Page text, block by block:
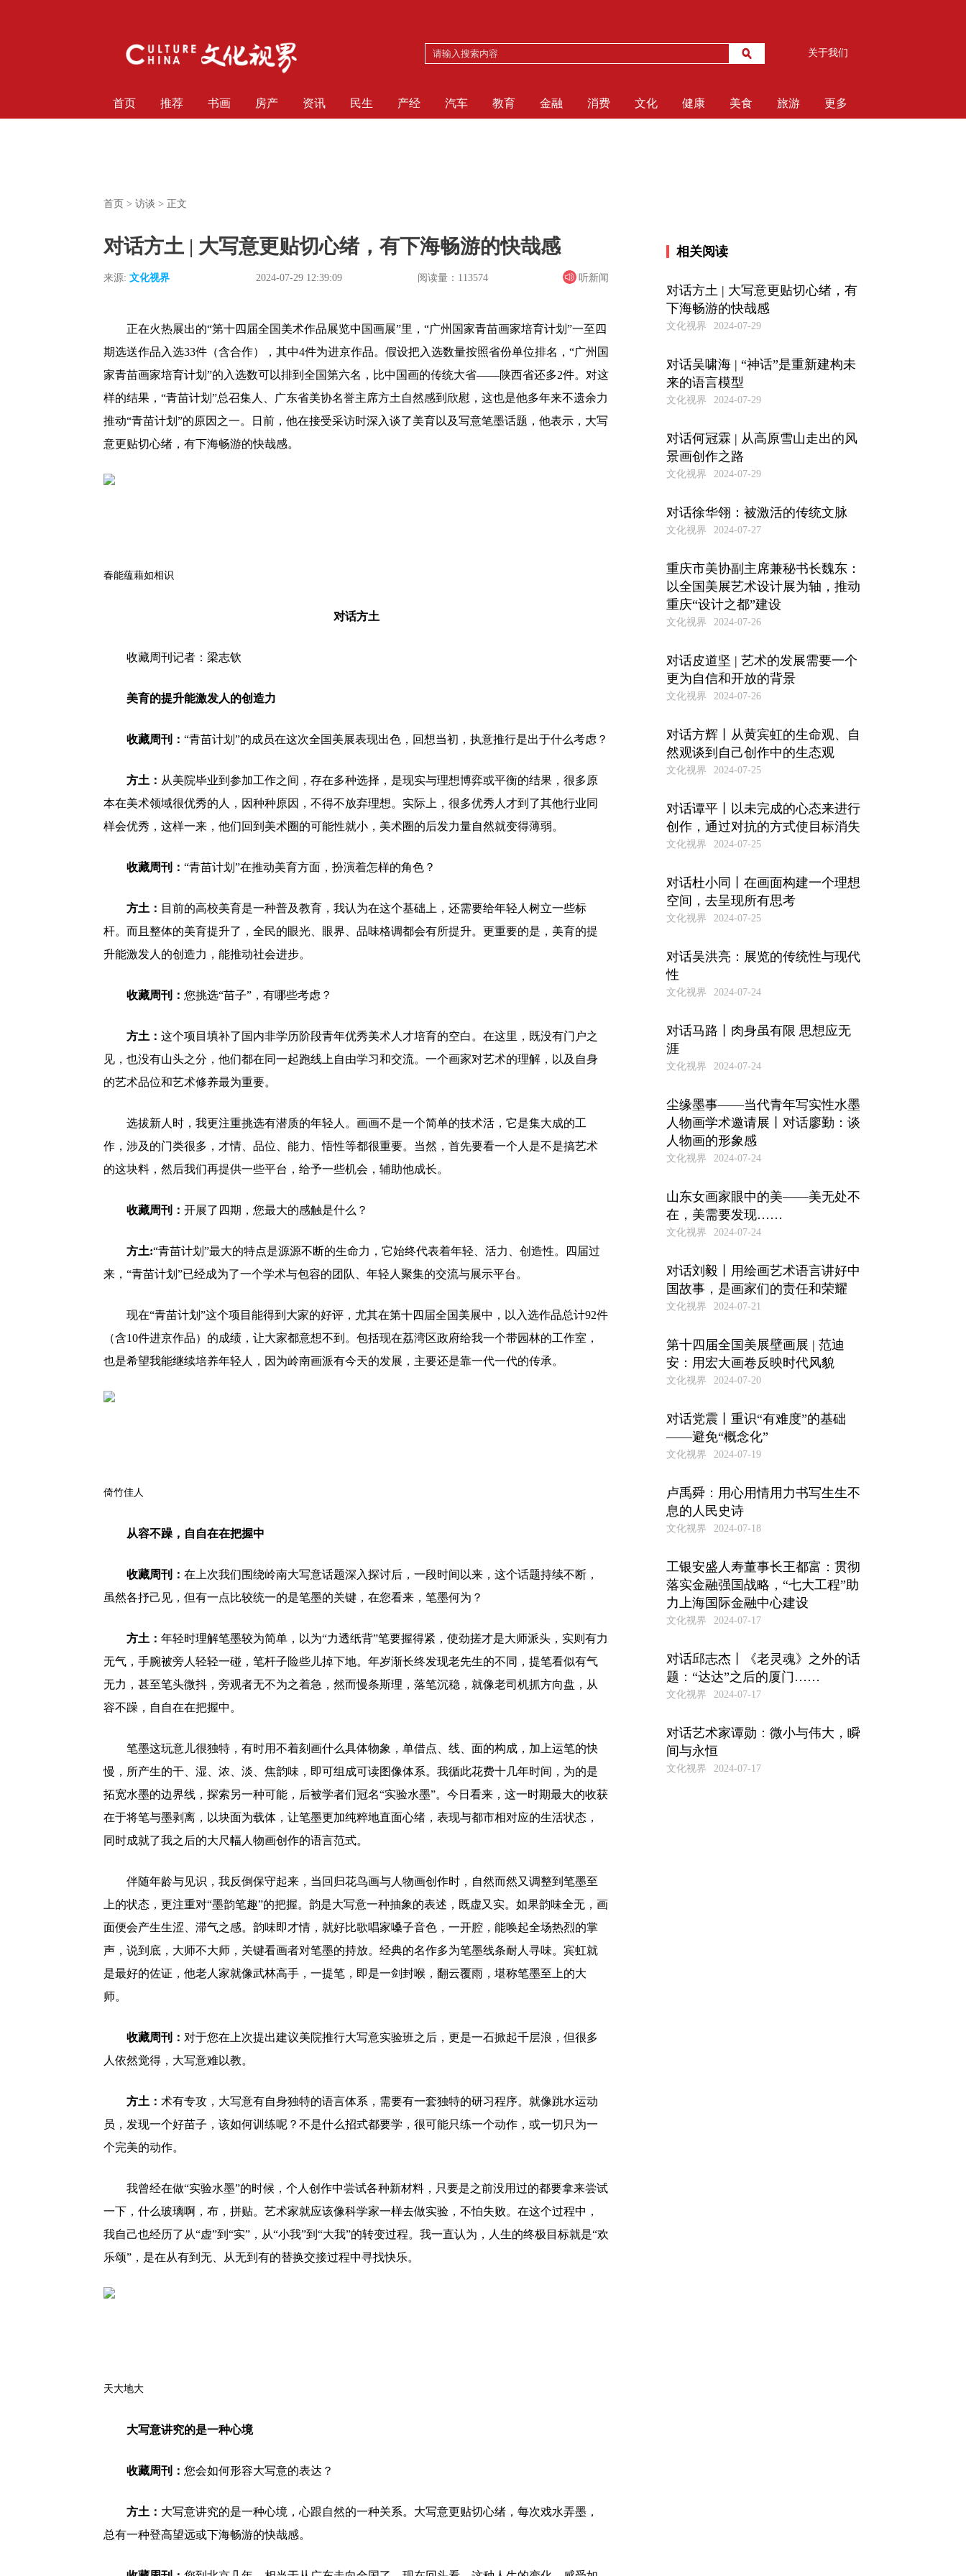
关于我们
首页 推荐 书画 房产 资讯 民生 产经 汽车 教育 金融 消费 文化 健康 美食 旅游 更多
首页 > 访谈 > 正文
对话方土 | 大写意更贴切心绪，有下海畅游的快哉感
来源: 文化视界 2024-07-29 12:39:09 阅读量：113574 听新闻
正在火热展出的“第十四届全国美术作品展览中国画展”里，“广州国家青苗画家培育计划”一至四
期选送作品入选33件（含合作），其中4件为进京作品。假设把入选数量按照省份单位排名，“广州国
家青苗画家培育计划”的入选数可以排到全国第六名，比中国画的传统大省——陕西省还多2件。对这
样的结果，“青苗计划”总召集人、广东省美协名誉主席方土自然感到欣慰，这也是他多年来不遗余力
推动“青苗计划”的原因之一。日前，他在接受采访时深入谈了美育以及写意笔墨话题，他表示，大写
意更贴切心绪，有下海畅游的快哉感。
春能蕴藉如相识
对话方土
收藏周刊记者：梁志钦
美育的提升能激发人的创造力
收藏周刊： “青苗计划”的成员在这次全国美展表现出色，回想当初，执意推行是出于什么考虑？
方土： 从美院毕业到参加工作之间，存在多种选择，是现实与理想博弈或平衡的结果，很多原
本在美术领域很优秀的人，因种种原因，不得不放弃理想。实际上，很多优秀人才到了其他行业同
样会优秀，这样一来，他们回到美术圈的可能性就小，美术圈的后发力量自然就变得薄弱。
收藏周刊： “青苗计划”在推动美育方面，扮演着怎样的角色？
方土： 目前的高校美育是一种普及教育，我认为在这个基础上，还需要给年轻人树立一些标
杆。而且整体的美育提升了，全民的眼光、眼界、品味格调都会有所提升。更重要的是，美育的提
升能激发人的创造力，能推动社会进步。
收藏周刊： 您挑选“苗子”，有哪些考虑？
方土： 这个项目填补了国内非学历阶段青年优秀美术人才培育的空白。在这里，既没有门户之
见，也没有山头之分，他们都在同一起跑线上自由学习和交流。一个画家对艺术的理解，以及自身
的艺术品位和艺术修养最为重要。
选拔新人时，我更注重挑选有潜质的年轻人。画画不是一个简单的技术活，它是集大成的工
作，涉及的门类很多，才情、品位、能力、悟性等都很重要。当然，首先要看一个人是不是搞艺术
的这块料，然后我们再提供一些平台，给予一些机会，辅助他成长。
收藏周刊： 开展了四期，您最大的感触是什么？
方土:“青苗计划”最大的特点是源源不断的生命力，它始终代表着年轻、活力、创造性。四届过
来，“青苗计划”已经成为了一个学术与包容的团队、年轻人聚集的交流与展示平台。
现在“青苗计划”这个项目能得到大家的好评，尤其在第十四届全国美展中，以入选作品总计92件
（含10件进京作品）的成绩，让大家都意想不到。包括现在荔湾区政府给我一个带园林的工作室，
也是希望我能继续培养年轻人，因为岭南画派有今天的发展，主要还是靠一代一代的传承。
倚竹佳人
从容不躁，自自在在把握中
收藏周刊： 在上次我们围绕岭南大写意话题深入探讨后，一段时间以来，这个话题持续不断，
虽然各抒己见，但有一点比较统一的是笔墨的关键，在您看来，笔墨何为？
方土： 年轻时理解笔墨较为简单，以为“力透纸背”笔要握得紧，使劲搓才是大师派头，实则有力
无气，手腕被旁人轻轻一碰，笔杆子险些儿掉下地。年岁渐长终发现老先生的不同，提笔看似有气
无力，甚至笔头微抖，旁观者无不为之着急，然而慢条斯理，落笔沉稳，就像老司机抓方向盘，从
容不躁，自自在在把握中。
笔墨这玩意儿很独特，有时用不着刻画什么具体物象，单借点、线、面的构成，加上运笔的快
慢，所产生的干、湿、浓、淡、焦韵味，即可组成可读图像体系。我循此花费十几年时间，为的是
拓宽水墨的边界线，探索另一种可能，后被学者们冠名“实验水墨”。今日看来，这一时期最大的收获
在于将笔与墨剥离，以块面为载体，让笔墨更加纯粹地直面心绪，表现与都市相对应的生活状态，
同时成就了我之后的大尺幅人物画创作的语言范式。
伴随年龄与见识，我反倒保守起来，当回归花鸟画与人物画创作时，自然而然又调整到笔墨至
上的状态，更注重对“墨韵笔趣”的把握。韵是大写意一种抽象的表述，既虚又实。如果韵味全无，画
面便会产生生涩、滞气之感。韵味即才情，就好比歌唱家嗓子音色，一开腔，能唤起全场热烈的掌
声，说到底，大师不大师，关键看画者对笔墨的持放。经典的名作多为笔墨线条耐人寻味。宾虹就
是最好的佐证，他老人家就像武林高手，一提笔，即是一剑封喉，翻云覆雨，堪称笔墨至上的大
师。
收藏周刊： 对于您在上次提出建议美院推行大写意实验班之后，更是一石掀起千层浪，但很多
人依然觉得，大写意难以教。
方土： 术有专攻，大写意有自身独特的语言体系，需要有一套独特的研习程序。就像跳水运动
员，发现一个好苗子，该如何训练呢？不是什么招式都要学，很可能只练一个动作，或一切只为一
个完美的动作。
我曾经在做“实验水墨”的时候，个人创作中尝试各种新材料，只要是之前没用过的都要拿来尝试
一下，什么玻璃啊，布，拼贴。艺术家就应该像科学家一样去做实验，不怕失败。在这个过程中，
我自己也经历了从“虚”到“实”，从“小我”到“大我”的转变过程。我一直认为，人生的终极目标就是“欢
乐颂”，是在从有到无、从无到有的替换交接过程中寻找快乐。
天大地大
大写意讲究的是一种心境
收藏周刊： 您会如何形容大写意的表达？
方土： 大写意讲究的是一种心境，心跟自然的一种关系。大写意更贴切心绪，每次戏水弄墨，
总有一种登高望远或下海畅游的快哉感。
相关阅读
对话方土 | 大写意更贴切心绪，有
下海畅游的快哉感
文化视界 2024-07-29
对话吴啸海 | “神话”是重新建构未
来的语言模型
文化视界 2024-07-29
对话何冠霖 | 从高原雪山走出的风
景画创作之路
文化视界 2024-07-29
对话徐华翎：被激活的传统文脉
文化视界 2024-07-27
重庆市美协副主席兼秘书长魏东：
以全国美展艺术设计展为轴，推动
重庆“设计之都”建设
文化视界 2024-07-26
对话皮道坚 | 艺术的发展需要一个
更为自信和开放的背景
文化视界 2024-07-26
对话方辉丨从黄宾虹的生命观、自
然观谈到自己创作中的生态观
文化视界 2024-07-25
对话谭平丨以未完成的心态来进行
创作，通过对抗的方式使目标消失
文化视界 2024-07-25
对话杜小同丨在画面构建一个理想
空间，去呈现所有思考
文化视界 2024-07-25
对话吴洪亮：展览的传统性与现代
性
文化视界 2024-07-24
对话马路丨肉身虽有限 思想应无
涯
文化视界 2024-07-24
尘缘墨事——当代青年写实性水墨
人物画学术邀请展丨对话廖勤：谈
人物画的形象感
文化视界 2024-07-24
山东女画家眼中的美——美无处不
在，美需要发现……
文化视界 2024-07-24
对话刘毅丨用绘画艺术语言讲好中
国故事，是画家们的责任和荣耀
文化视界 2024-07-21
第十四届全国美展壁画展 | 范迪
安：用宏大画卷反映时代风貌
文化视界 2024-07-20
对话党震丨重识“有难度”的基础
——避免“概念化”
文化视界 2024-07-19
卢禹舜：用心用情用力书写生生不
息的人民史诗
文化视界 2024-07-18
工银安盛人寿董事长王都富：贯彻
落实金融强国战略，“七大工程”助
力上海国际金融中心建设
文化视界 2024-07-17
对话邱志杰丨《老灵魂》之外的话
题：“达达”之后的厦门……
文化视界 2024-07-17
对话艺术家谭勋：微小与伟大，瞬
间与永恒
文化视界 2024-07-17